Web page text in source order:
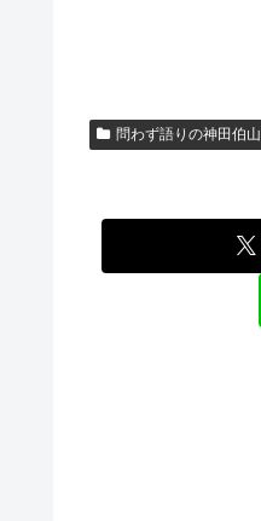
問わず語りの神田伯山